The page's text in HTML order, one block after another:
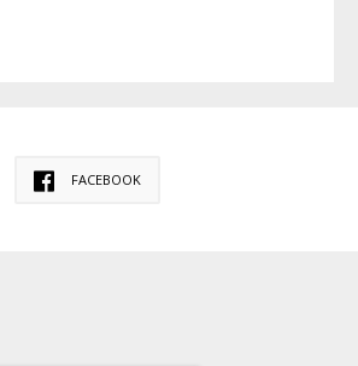
FACEBOOK